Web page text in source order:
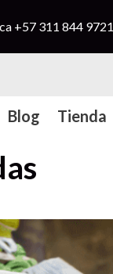
+57 311 844 9721
Blog Tienda